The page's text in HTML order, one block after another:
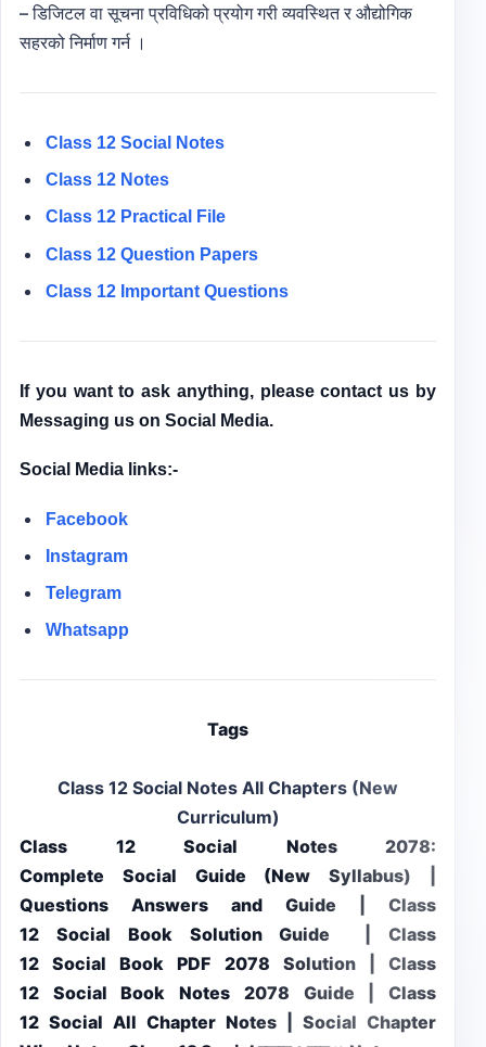
– डिजिटल वा सूचना प्रविधिको प्रयोग गरी व्यवस्थित र औद्योगिक
सहरको निर्माण गर्न ।
Class 12 Social Notes
Class 12 Notes
Class 12 Practical File
Class 12 Question Papers
Class 12 Important Questions
If you want to ask anything, please contact us by
Messaging us on Social Media.
Social Media links:-
Facebook
Instagram
Telegram
Whatsapp
Tags
Class 12 Social Notes All Chapters (New
Curriculum)
Class 12 Social Notes 2078:
Complete Social Guide (New Syllabus) |
Questions Answers and Guide | Class
12 Social Book Solution Guide | Class
12 Social Book PDF 2078 Solution | Class
12 Social Book Notes 2078 Guide | Class
12 Social All Chapter Notes | Social Chapter